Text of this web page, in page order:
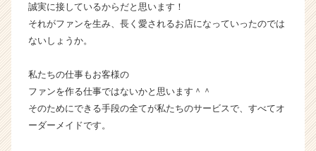
誠実に接しているからだと思います！
それがファンを生み、長く愛されるお店になっていったのでは
ないしょうか。
私たちの仕事もお客様の
ファンを作る仕事ではないかと思います＾＾
そのためにできる手段の全てが私たちのサービスで、すべてオ
ーダーメイドです。